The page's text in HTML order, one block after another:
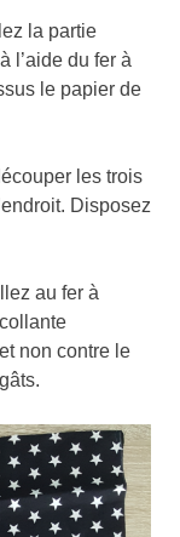
la partie
l’aide du fer à
le papier de
les trois
Disposez
au fer à
non contre le